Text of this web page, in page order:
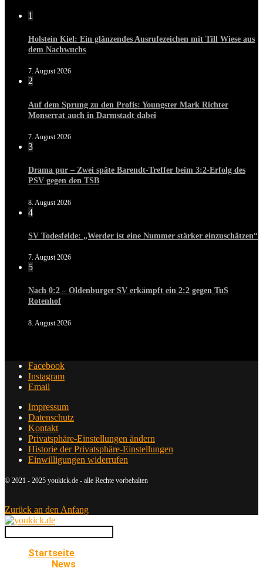
1
Holstein Kiel: Ein glänzendes Ausrufezeichen mit Till Wiese aus
dem Nachwuchs
7. August 2026
2
Auf dem Sprung zu den Profis: Youngster Mark Richter
Monserrat auch in Darmstadt dabei
7. August 2026
3
Drama pur – Zwei späte Barendt-Treffer beim 3:2-Erfolg des
PSV gegen den TSB
8. August 2026
4
SV Todesfelde: „Werder ist eine Nummer stärker einzuschätzen“
7. August 2026
5
Nach 0:2 – Oldenburger SV erkämpft ein 2:2 gegen TuS
Rotenhof
8. August 2026
Facebook
Instagram
Email
Impressum
Datenschutz
Kontakt
Privatsphäre-Einstellungen ändern
Historie der Privatsphäre-Einstellungen
Einwilligungen widerrufen
© 2021 - 2025 youkick.de - alle Rechte vorbehalten
Zurück an den Anfang
Startseite
News